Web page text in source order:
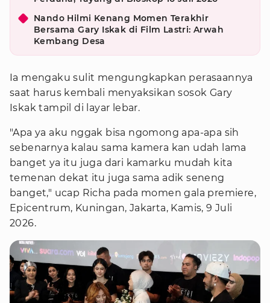
Nando Hilmi Kenang Momen Terakhir
Bersama Gary Iskak di Film Lastri: Arwah
Kembang Desa
Ia mengaku sulit mengungkapkan perasaannya
saat harus kembali menyaksikan sosok Gary
Iskak tampil di layar lebar.
"Apa ya aku nggak bisa ngomong apa-apa sih
sebenarnya kalau sama kamera kan udah lama
banget ya itu juga dari kamarku mudah kita
temenan dekat itu juga sama adik seneng
banget," ucap Richa pada momen gala premiere,
Epicentrum, Kuningan, Jakarta, Kamis, 9 Juli
2026.